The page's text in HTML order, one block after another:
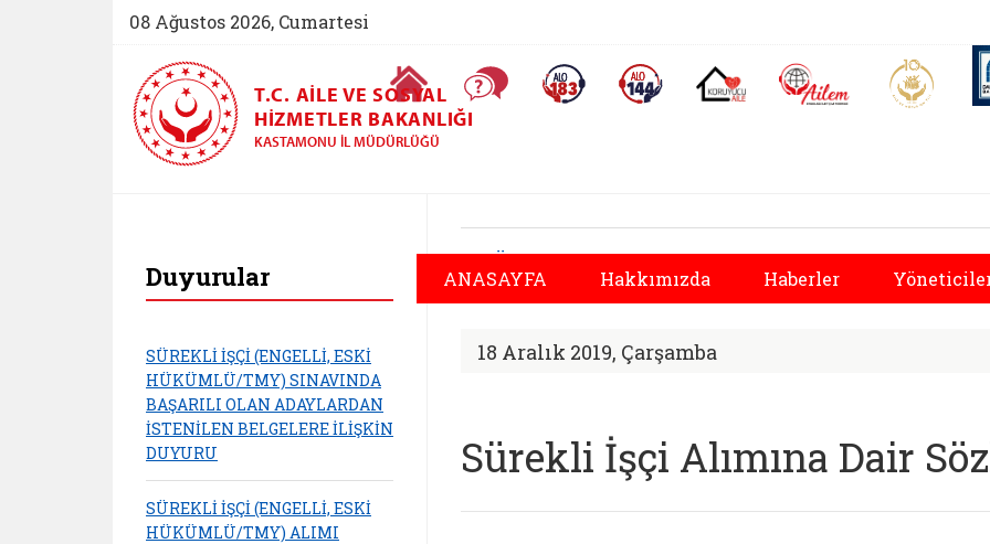
08 Ağustos 2026, Cumartesi
Ana Sayfa Sıkça Sorulan SorularAlo 183 (yeni sekmede açılır)Alo 144 (yeni sekmede açılır)Koruyucu Aile (yeni sekmede açılır)
AİLEM İletişim Aile ve
T.C. AILE VE SOSYAL
HIZMETLER BAKANLIĞI
KASTAMONU İL MÜDÜRLÜĞÜ
ANASAYFA Hakkımızda Haberler
Kastamonu Aile ve Sosyal Hizmetler İl
Duyurular
SÜREKLİ İŞÇİ (ENGELLİ, ESKİ
HÜKÜMLÜ/TMY) SINAVINDA
BAŞARILI OLAN ADAYLARDAN
İSTENİLEN BELGELERE İLİŞKİN
DUYURU
SÜREKLİ İŞÇİ (ENGELLİ, ESKİ
HÜKÜMLÜ/TMY) ALIMI
Önceki
18 Aralık 2019, Çarşamba
Sürekli İşçi Alımına Dair